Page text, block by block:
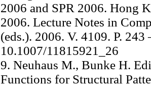
2006 and SPR 2006. Hong
2006. Lecture Notes in
(eds.). 2006. V. 4109. P. 243
10.1007/11815921_26
9. Neuhaus M., Bunke H.
Functions for Structural